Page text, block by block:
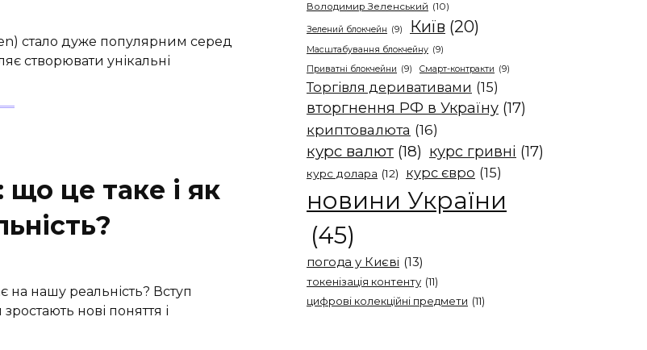
стало дуже популярним серед
створювати унікальні
що це таке і як
на нашу реальність? Вступ
нові поняття і
Володимир Зеленський (10)
Зелений блокчейн (9) Київ (20)
Масштабування блокчейну (9)
Приватні блокчейни (9) Смарт-контракти (9)
Торгівля деривативами (15)
вторгнення РФ в Україну (17)
криптовалюта (16)
курс валют (18) курс гривні (17)
курс долара (12) курс євро (15)
новини України
(45)
погода у Києві (13)
токенізація контенту (11)
цифрові колекційні предмети (11)